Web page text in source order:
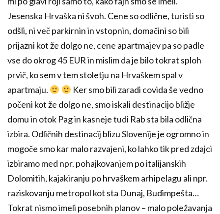
Jesenska Hrvaška ni švoh. Cene so odlične, turisti so
odšli, ni več parkirnin in vstopnin, domačini so bili
prijazni kot že dolgo ne, cene apartmajev pa so padle
vse do okrog 45 EUR in mislim da je bilo tokrat sploh
prvič, ko sem v tem stoletju na Hrvaškem spal v
apartmaju.
Ker smo bili zaradi covida še vedno
počeni kot že dolgo ne, smo iskali destinacijo bližje
domu in otok Pag in kasneje tudi Rab sta bila odlična
izbira. Odličnih destinacij blizu Slovenije je ogromno in
mogoče smo kar malo razvajeni, ko lahko tik pred zdajci
izbiramo med npr. pohajkovanjem po italijanskih
Dolomitih, kajakiranju po hrvaškem arhipelagu ali npr.
raziskovanju metropol kot sta Dunaj, Budimpešta…
Tokrat nismo imeli posebnih planov – malo poležavanja